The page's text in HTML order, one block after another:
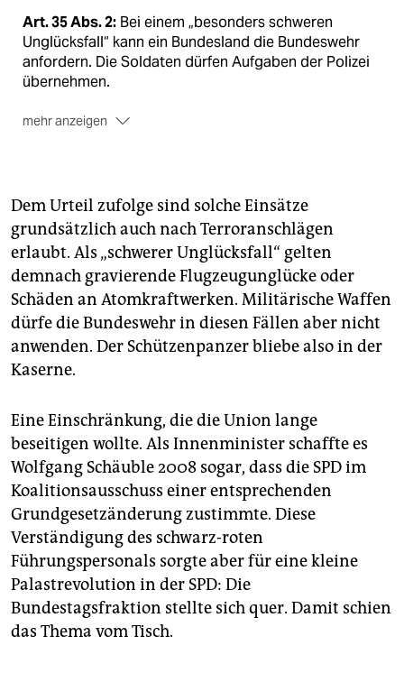
Art. 35 Abs. 2: Bei einem „besonders schweren
Unglücksfall“ kann ein Bundesland die Bundeswehr
anfordern. Die Soldaten dürfen Aufgaben der Polizei
übernehmen.
mehr anzeigen
Art. 87a Abs. 4:Bei „Gefahr für den Bestand“ von Bund
oder Ländern darf die Bundeswehr gegen „militärisch
bewaffnete Aufständische“ kämpfen.
Dem Urteil zufolge sind solche Einsätze
grundsätzlich auch nach Terroranschlägen
erlaubt. Als „schwerer Unglücksfall“ gelten
demnach gravierende Flugzeugunglücke oder
Schäden an Atomkraftwerken. Militärische Waffen
dürfe die Bundeswehr in diesen Fällen aber nicht
anwenden. Der Schützenpanzer bliebe also in der
Kaserne.
Eine Einschränkung, die die Union lange
beseitigen wollte. Als Innenminister schaffte es
Wolfgang Schäuble 2008 sogar, dass die SPD im
Koalitionsausschuss einer entsprechenden
Grundgesetzänderung zustimmte. Diese
Verständigung des schwarz-roten
Führungspersonals sorgte aber für eine kleine
Palastrevolution in der SPD: Die
Bundestagsfraktion stellte sich quer. Damit schien
das Thema vom Tisch.